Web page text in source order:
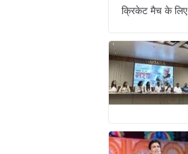
क्रिकेट मैच के लिए